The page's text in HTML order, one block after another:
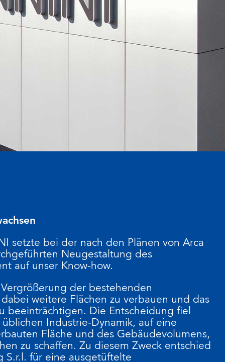
setzte bei der nach den Plänen von Arca
Neugestaltung des
auf unser Know-how.
der bestehenden
weitere Flächen zu verbauen und das
beeinträchtigen. Die Entscheidung fiel
Industrie-Dynamik, auf eine
Fläche und des Gebäudevolumens,
zu schaffen. Zu diesem Zweck entschied
S.r.l. für eine ausgetüftelte